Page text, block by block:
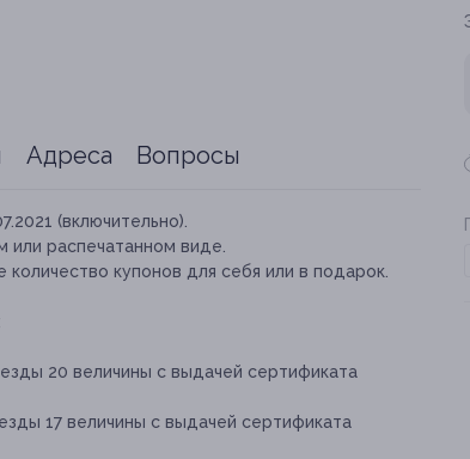
Адреса Вопросы
(включительно).
распечатанном виде.
купонов для себя или в подарок.
20 величины с выдачей сертификата
17 величины с выдачей сертификата